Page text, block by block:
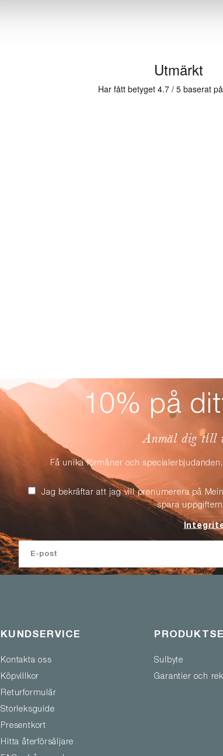
10% på
Anmäl dig till
Få unika förmåner och
Jag bekräftar att jag vill prenumerera på
spara
KUNDSERVICE
Kontakta oss
Köpvillkor
Returformulär
Storleksguide
Presentkort
Hitta återförsäljare
Sulbyte
Garantier och